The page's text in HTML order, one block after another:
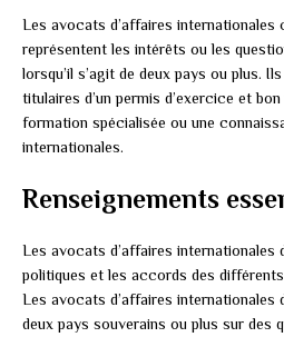
Les avocats d’affaires internationales
représentent les intérêts ou les
lorsqu’il s’agit de deux pays ou plus.
titulaires d’un permis d’exercice et
formation spécialisée ou une
internationales.
Renseignements
Les avocats d’affaires internationales
politiques et les accords des
Les avocats d’affaires internationales
deux pays souverains ou plus sur des